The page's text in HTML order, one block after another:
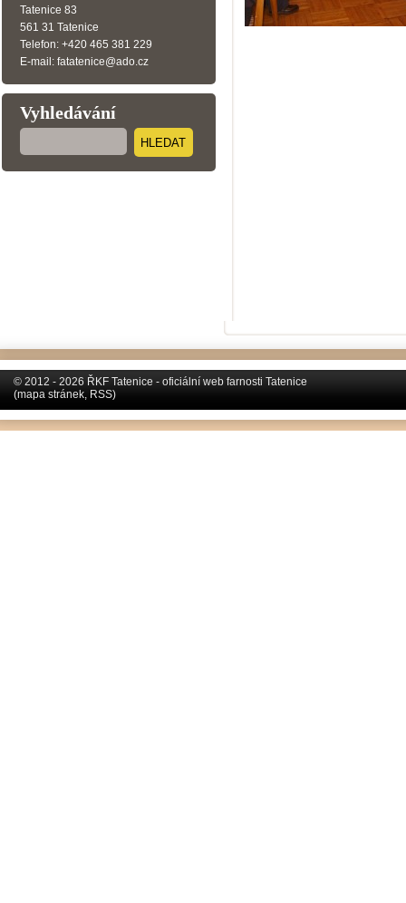
Tatenice 83
561 31 Tatenice
Telefon: +420 465 381 229
E-mail: fatatenice@ado.cz
Vyhledávání
HLEDAT
© 2012 - 2026 ŘKF Tatenice - oficiální web farnosti Tatenice
(mapa stránek, RSS)